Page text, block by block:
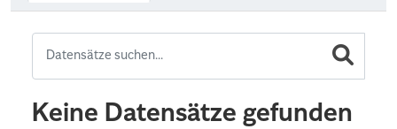
Keine Datensätze gefunden